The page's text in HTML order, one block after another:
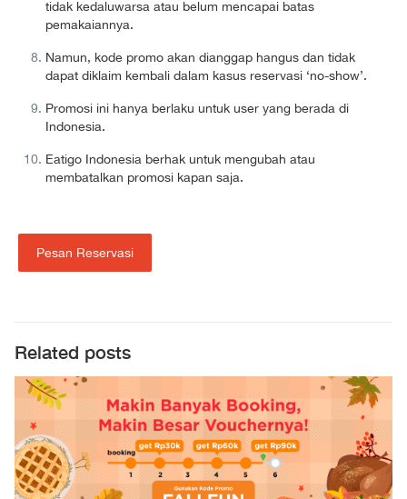
tidak kedaluwarsa atau belum mencapai batas
pemakaiannya.
Namun, kode promo akan dianggap hangus dan tidak
dapat diklaim kembali dalam kasus reservasi ‘no-show’.
Promosi ini hanya berlaku untuk user yang berada di
Indonesia.
Eatigo Indonesia berhak untuk mengubah atau
membatalkan promosi kapan saja.
Pesan Reservasi
Related posts